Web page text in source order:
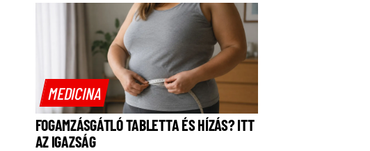
MEDICINA
FOGAMZÁSGÁTLÓ TABLETTA ÉS HÍZÁS? ITT
AZ IGAZSÁG